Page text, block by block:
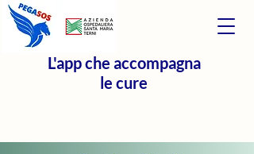
L'app che accompagna
le cure